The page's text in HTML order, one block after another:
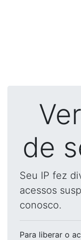
de
Seu IP fez
acessos
conosco.
Para liberar o